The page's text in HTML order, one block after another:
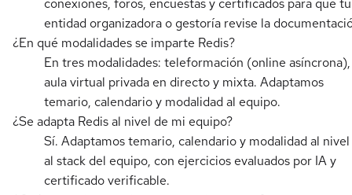
conexiones, foros, encuestas y certificados para que tu
entidad organizadora o gestoría revise la
¿En qué modalidades se imparte Redis?
En tres modalidades: teleformación (online asíncrona),
aula virtual privada en directo y mixta. Adaptamos
temario, calendario y modalidad al equipo.
¿Se adapta Redis al nivel de mi equipo?
Sí. Adaptamos temario, calendario y modalidad al
al stack del equipo, con ejercicios evaluados por IA y
certificado verificable.